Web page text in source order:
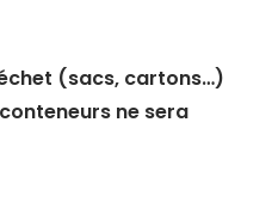
(sacs, cartons…)
ne sera